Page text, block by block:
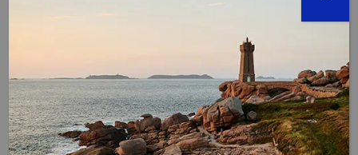
Le 7 mai le conseil municipal des jeunes organise
une journée éco-citoyenne à Lans-en-Vercors Le
matin est organisé un temps de ramassage des
déchets dans le village et à la station. L’après-midi
un éco-village se met en place avec des stands de
partenaires ayant pour vocation la citoyenneté, le
développement durable, l’environnement, etc…